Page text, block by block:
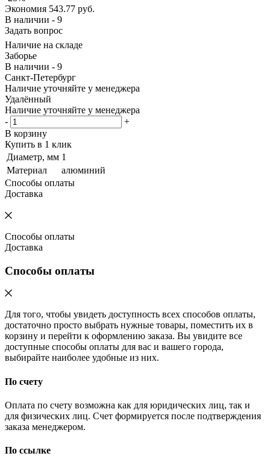
Экономия 543.77 руб.
В наличии - 9
Задать вопрос
Наличие на складе
Заборье
В наличии - 9
Санкт-Петербург
Наличие уточняйте у менеджера
Удалённый
Наличие уточняйте у менеджера
-
+
В корзину
Купить в 1 клик
Диаметр, мм 1
Материал
алюминий
Способы оплаты
Доставка
Способы оплаты
Доставка
Способы оплаты
Для того, чтобы увидеть доступность всех способов оплаты,
достаточно просто выбрать нужные товары, поместить их в
корзину и перейти к оформлению заказа. Вы увидите все
доступные способы оплаты для вас и вашего города,
выбирайте наиболее удобные из них.
По счету
Оплата по счету возможна как для юридических лиц, так и
для физических лиц. Счет формируется после подтверждения
заказа менеджером.
По ссылке